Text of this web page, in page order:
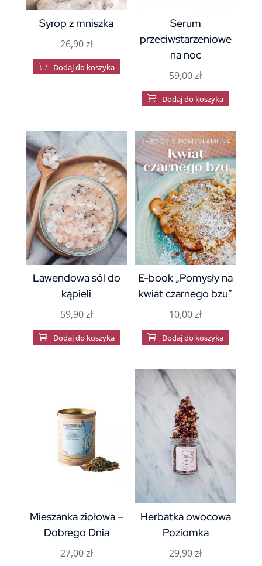
Syrop z mniszka
26,90zł
 Dodaj do koszyka
Serum
przeciwstarzeniowe
na noc
59,00zł
 Dodaj do koszyka
Lawendowa sól do
kąpieli
59,90zł
 Dodaj do koszyka
E-book „Pomysły na
kwiat czarnego bzu”
10,00zł
 Dodaj do koszyka
Mieszanka ziołowa –
Dobrego Dnia
27,00zł
Herbatka owocowa
Poziomka
29,90zł